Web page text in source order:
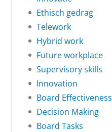
Ethisch gedrag
Telework
Hybrid work
Future workplace
Supervisory skills
Innovation
Board Effectiveness
Decision Making
Board Tasks